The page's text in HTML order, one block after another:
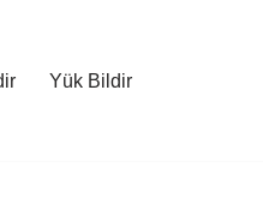
Yük Bildir